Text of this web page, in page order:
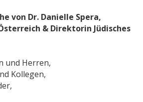
von Dr. Danielle Spera,
& Direktorin Jüdisches
und Herren,
Kollegen,